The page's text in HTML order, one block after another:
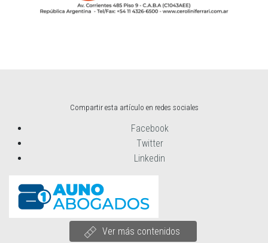
Compartir esta artículo en redes sociales
Facebook
Twitter
Linkedin
Ver más contenidos